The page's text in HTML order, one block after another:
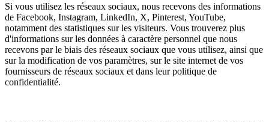
Si vous utilisez les réseaux sociaux, nous recevons des informations
de Facebook, Instagram, LinkedIn, X, Pinterest, YouTube,
notamment des statistiques sur les visiteurs. Vous trouverez plus
d'informations sur les données à caractère personnel que nous
recevons par le biais des réseaux sociaux que vous utilisez, ainsi que
sur la modification de vos paramètres, sur le site internet de vos
fournisseurs de réseaux sociaux et dans leur politique de
confidentialité.